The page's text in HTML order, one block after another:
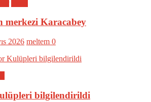
merkezi Karacabey
2026 meltem 0
bilgilendirildi